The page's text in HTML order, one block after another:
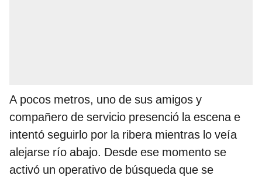
A pocos metros, uno de sus amigos y
compañero de servicio presenció la escena e
intentó seguirlo por la ribera mientras lo veía
alejarse río abajo. Desde ese momento se
activó un operativo de búsqueda que se